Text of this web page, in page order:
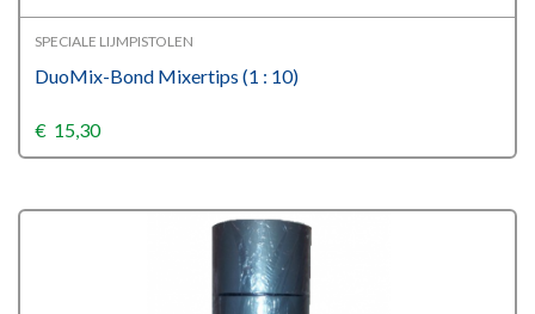
SPECIALE LIJMPISTOLEN
DuoMix-Bond Mixertips (1 : 10)
€ 15,30